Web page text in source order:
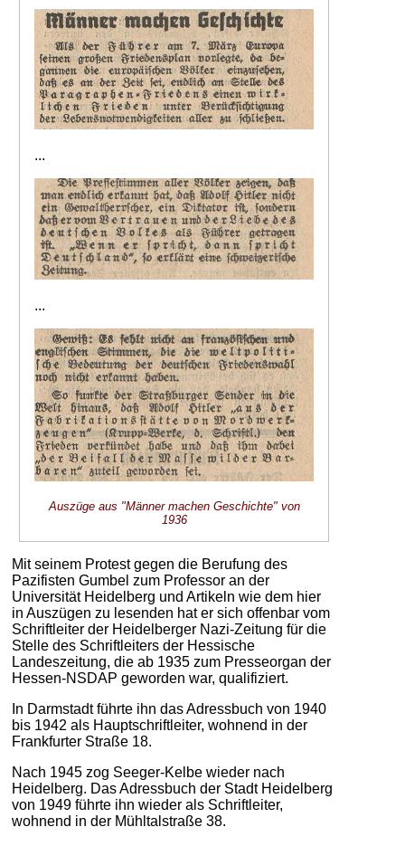
...
...
Auszüge aus "Männer machen Geschichte" von
1936
Mit seinem Protest gegen die Berufung des
Pazifisten Gumbel zum Professor an der
Universität Heidelberg und Artikeln wie dem hier
in Auszügen zu lesenden hat er sich offenbar vom
Schriftleiter der Heidelberger Nazi-Zeitung für die
Stelle des Schriftleiters der Hessische
Landeszeitung, die ab 1935 zum Presseorgan der
Hessen-NSDAP geworden war, qualifiziert.
In Darmstadt führte ihn das Adressbuch von 1940
bis 1942 als Hauptschriftleiter, wohnend in der
Frankfurter Straße 18.
Nach 1945 zog Seeger-Kelbe wieder nach
Heidelberg. Das Adressbuch der Stadt Heidelberg
von 1949 führte ihn wieder als Schriftleiter,
wohnend in der Mühltalstraße 38.